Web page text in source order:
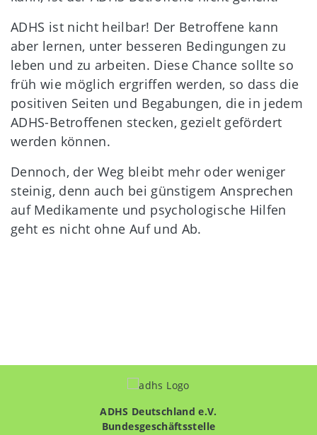
ADHS ist nicht heilbar! Der Betroffene kann
aber lernen, unter besseren Bedingungen zu
leben und zu arbeiten. Diese Chance sollte so
früh wie möglich ergriffen werden, so dass die
positiven Seiten und Begabungen, die in jedem
ADHS-Betroffenen stecken, gezielt gefördert
werden können.
Dennoch, der Weg bleibt mehr oder weniger
steinig, denn auch bei günstigem Ansprechen
auf Medikamente und psychologische Hilfen
geht es nicht ohne Auf und Ab.
ADHS Deutschland e.V.
Bundesgeschäftsstelle